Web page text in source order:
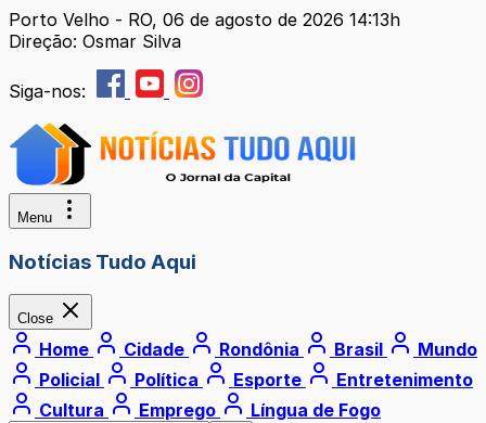
Porto Velho - RO, 06 de agosto de 2026 14:13h
Direção: Osmar Silva
Siga-nos:
Menu
Notícias Tudo Aqui
Close
Home Cidade Rondônia Brasil
Mundo
Policial
Política Esporte
Entretenimento
Cultura
Emprego Língua de Fogo